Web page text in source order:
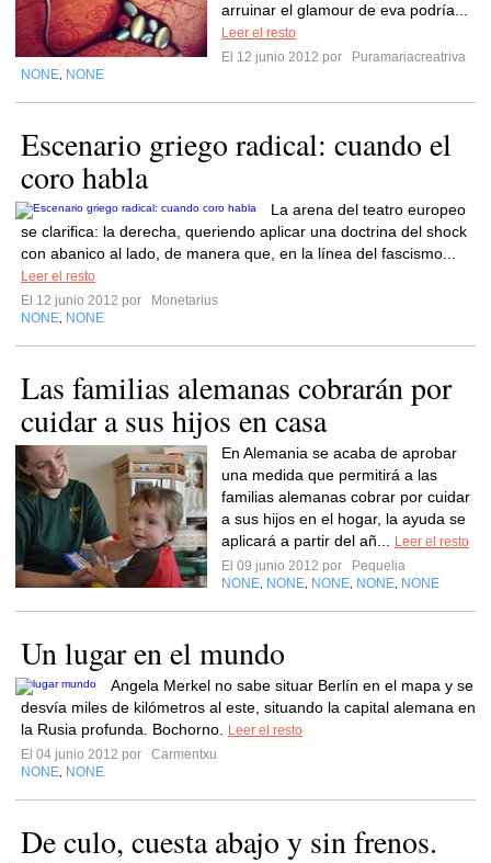
arruinar el glamour de eva podría...
Leer el resto
El 12 junio 2012 por
Puramariacreatriva
NONE NONE
Escenario griego radical: cuando el
coro habla
La arena del teatro europeo
se clarifica: la derecha, queriendo aplicar una doctrina del shock
con abanico al lado, de manera que, en la línea del fascismo...
Leer el resto
El 12 junio 2012 por
Monetarius
NONE NONE
Las familias alemanas cobrarán por
cuidar a sus hijos en casa
En Alemania se acaba de aprobar
una medida que permitirá a las
familias alemanas cobrar por cuidar
a sus hijos en el hogar, la ayuda se
aplicará a partir del añ...
Leer el resto
El 09 junio 2012 por
Pequelia
NONE NONE NONE NONE NONE
Un lugar en el mundo
Angela Merkel no sabe situar Berlín en el mapa y se
desvía miles de kilómetros al este, situando la capital alemana en
la Rusia profunda. Bochorno.
Leer el resto
El 04 junio 2012 por
Carmentxu
NONE NONE
De culo, cuesta abajo y sin frenos.